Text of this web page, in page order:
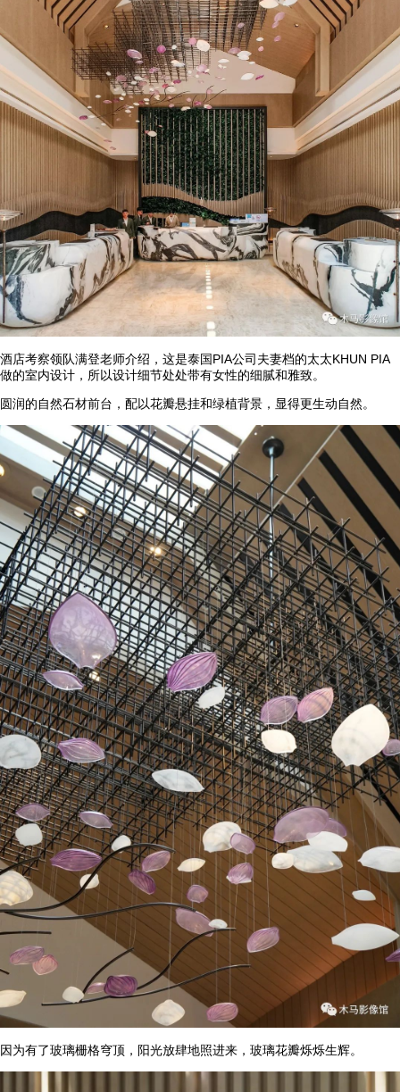
酒店考察领队满登老师介绍，这是泰国PIA公司夫妻档的太太KHUN PIA
做的室内设计，所以设计细节处处带有女性的细腻和雅致。
圆润的自然石材前台，配以花瓣悬挂和绿植背景，显得更生动自然。
因为有了玻璃栅格穹顶，阳光放肆地照进来，玻璃花瓣烁烁生辉。